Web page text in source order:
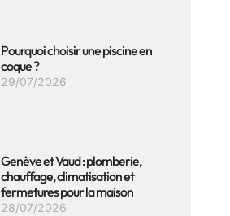
Pourquoi choisir une piscine en
coque ?
29/07/2026
Genève et Vaud : plomberie,
chauffage, climatisation et
fermetures pour la maison
28/07/2026